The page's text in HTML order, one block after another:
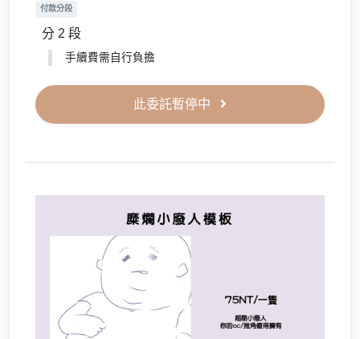
付款分段
分 2 段
手續費需自行負擔
此委託暫停中